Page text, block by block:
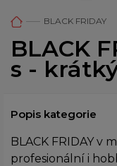
BLACK FRIDAY
BLACK
s -
Popis kategorie
BLACK FRIDAY v
profesionální i